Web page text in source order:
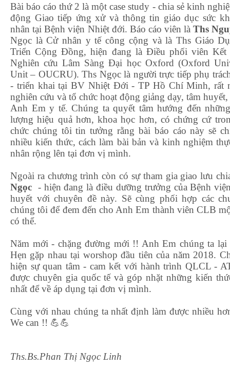
Bài báo cáo thứ 2 là một case study - chia sẻ kinh
động Giao tiếp ứng xử và thông tin giáo dục sức
nhân tại Bệnh viện Nhiệt đới. Báo cáo viên làThs
Ngọc là Cử nhân y tế công cộng và là Ths Giáo
Triển Cộng Đồng, hiện đang là Điều phối viên
Nghiên cứu Lâm Sàng Đại học Oxford (Oxford
Unit – OUCRU). Ths Ngọc là người trực tiếp phụ
- triển khai tại BV Nhiệt Đới - TP Hồ Chí Minh, rất
nghiên cứu và tổ chức hoạt động giảng dạy, tâm
Anh Em y tế. Chúng ta quyết tâm hướng đến
lượng hiệu quả hơn, khoa học hơn, có chứng cứ
chức chúng tôi tin tưởng rằng bài báo cáo này sẽ
nhiều kiến thức, cách làm bài bản và kinh nghiệm
nhân rộng lên tại đơn vị mình.
Ngoài ra chương trình còn có sự tham gia giao lưu
Ngọc - hiện đang là điều dưỡng trưởng của Bệnh
huyết với chuyên đề này. Sẽ cùng phối hợp các
chúng tôi để đem đến cho Anh Em thành viên CLB
có thể.
Năm mới - chặng đường mới !! Anh Em chúng ta
Hẹn gặp nhau tại worshop đầu tiên của năm 2018.
hiện sự quan tâm - cam kết với hành trình QLCL -
được chuyên gia quốc tế và góp nhặt những kiến
nhất để về áp dụng tại đơn vị mình.
Cùng với nhau chúng ta nhất định làm được nhiều
We can !! 💪💪
Ths.Bs.Phan Thị Ngọc Linh